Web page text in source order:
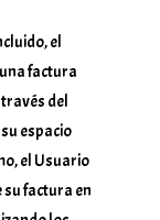
el
factura
del
espacio
el Usuario
su factura en